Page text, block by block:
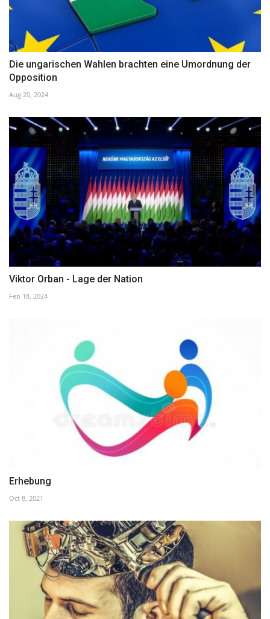
Die ungarischen Wahlen brachten eine Umordnung der
Opposition
Aug 20, 2024
Viktor Orban - Lage der Nation
Feb 18, 2024
Erhebung
Oct 8, 2021